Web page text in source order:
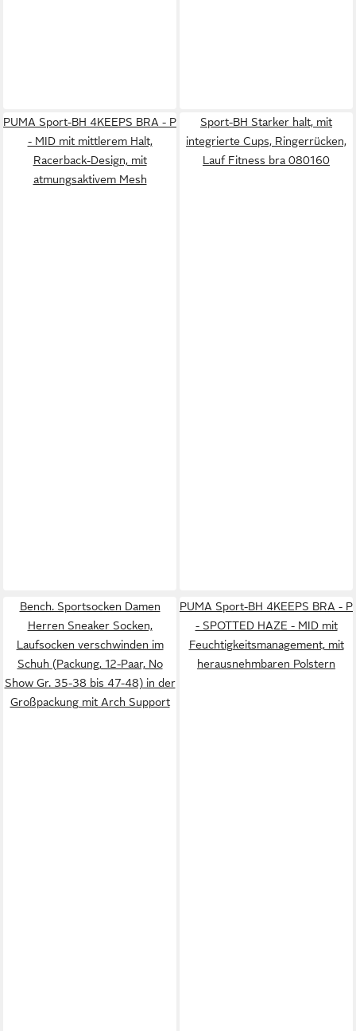
PUMA Sport-BH 4KEEPS BRA - P
- MID mit mittlerem Halt,
Racerback-Design, mit
atmungsaktivem Mesh
Sport-BH Starker halt, mit
integrierte Cups, Ringerrücken,
Lauf Fitness bra 080160
Bench. Sportsocken Damen
Herren Sneaker Socken,
Laufsocken verschwinden im
Schuh (Packung, 12-Paar, No
Show Gr. 35-38 bis 47-48) in der
Großpackung mit Arch Support
PUMA Sport-BH 4KEEPS BRA - P
- SPOTTED HAZE - MID mit
Feuchtigkeitsmanagement, mit
herausnehmbaren Polstern